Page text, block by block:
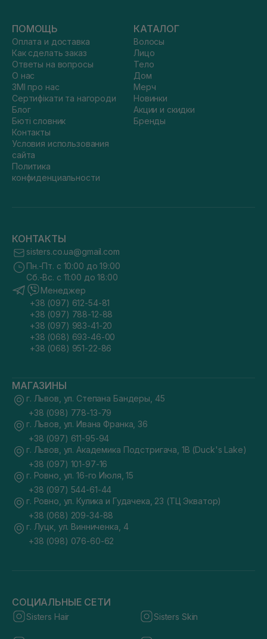
ПОМОЩЬ
Оплата и доставка
Как сделать заказ
Ответы на вопросы
О нас
ЗМІ про нас
Сертифікати та нагороди
Блог
Бюті словник
Контакты
Условия использования
сайта
Политика
конфиденциальности
КАТАЛОГ
Волосы
Лицо
Тело
Дом
Мерч
Новинки
Акции и скидки
Бренды
КОНТАКТЫ
sisters.co.ua@gmail.com
Пн.-Пт. с 10:00 до 19:00
Сб.-Вс. с 11:00 до 18:00
Менеджер
+38 (097) 612-54-81
+38 (097) 788-12-88
+38 (097) 983-41-20
+38 (068) 693-46-00
+38 (068) 951-22-86
МАГАЗИНЫ
г. Львов, ул. Степана Бандеры, 45
+38 (098) 778-13-79
г. Львов, ул. Ивана Франка, 36
+38 (097) 611-95-94
г. Львов, ул. Академика Подстригача, 1В (Duck's Lake)
+38 (097) 101-97-16
г. Ровно, ул. 16-го Июля, 15
+38 (097) 544-61-44
г. Ровно, ул. Кулика и Гудачека, 23 (ТЦ Экватор)
+38 (068) 209-34-88
г. Луцк, ул. Винниченка, 4
+38 (098) 076-60-62
СОЦИАЛЬНЫЕ СЕТИ
Sisters Hair Sisters Skin